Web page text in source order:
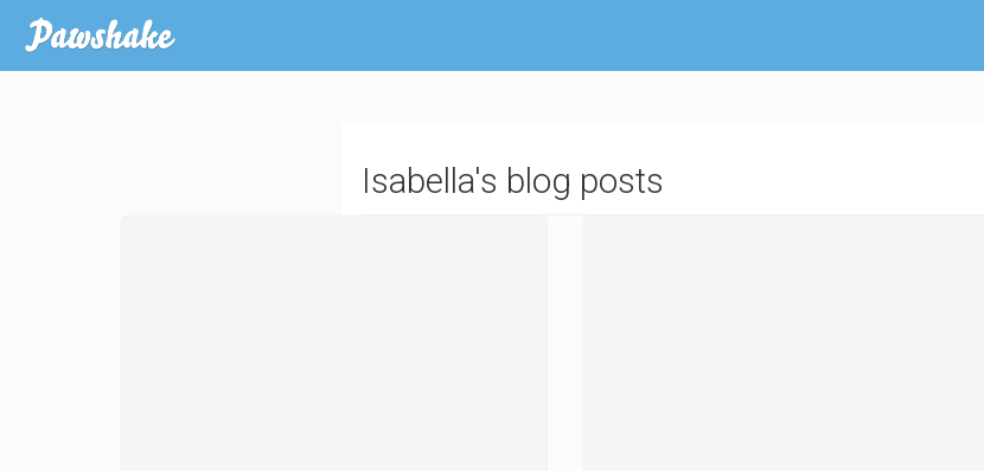
Direkt zum Inhalt
Isabella's blog posts